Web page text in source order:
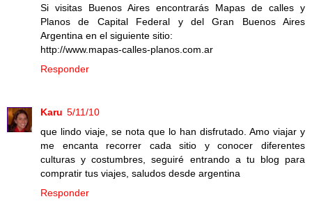
Si visitas Buenos Aires encontrarás Mapas de calles y
Planos de Capital Federal y del Gran Buenos Aires
Argentina en el siguiente sitio:
http://www.mapas-calles-planos.com.ar
Responder
Karu 5/11/10
que lindo viaje, se nota que lo han disfrutado. Amo viajar y
me encanta recorrer cada sitio y conocer diferentes
culturas y costumbres, seguiré entrando a tu blog para
compratir tus viajes, saludos desde argentina
Responder